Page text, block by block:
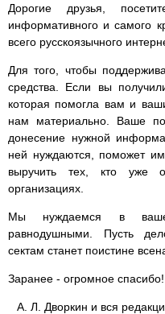
Дорогие друзья,
информативного и самого
всего русскоязычного
Для того, чтобы
средства. Если вы
которая помогла вам и
нам материально. Ваше
донесение нужной
ней нуждаются, поможет
выручить тех, кто уже
организациях.
Мы нуждаемся в
равнодушными. Пусть
сектам станет поистине
Заранее - огромное спасибо!
А. Л. Дворкин и вся